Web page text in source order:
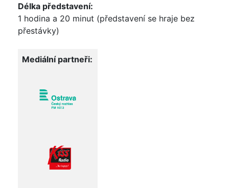
Délka představení:
1 hodina a 20 minut (představení se hraje bez
přestávky)
Mediální partneři: